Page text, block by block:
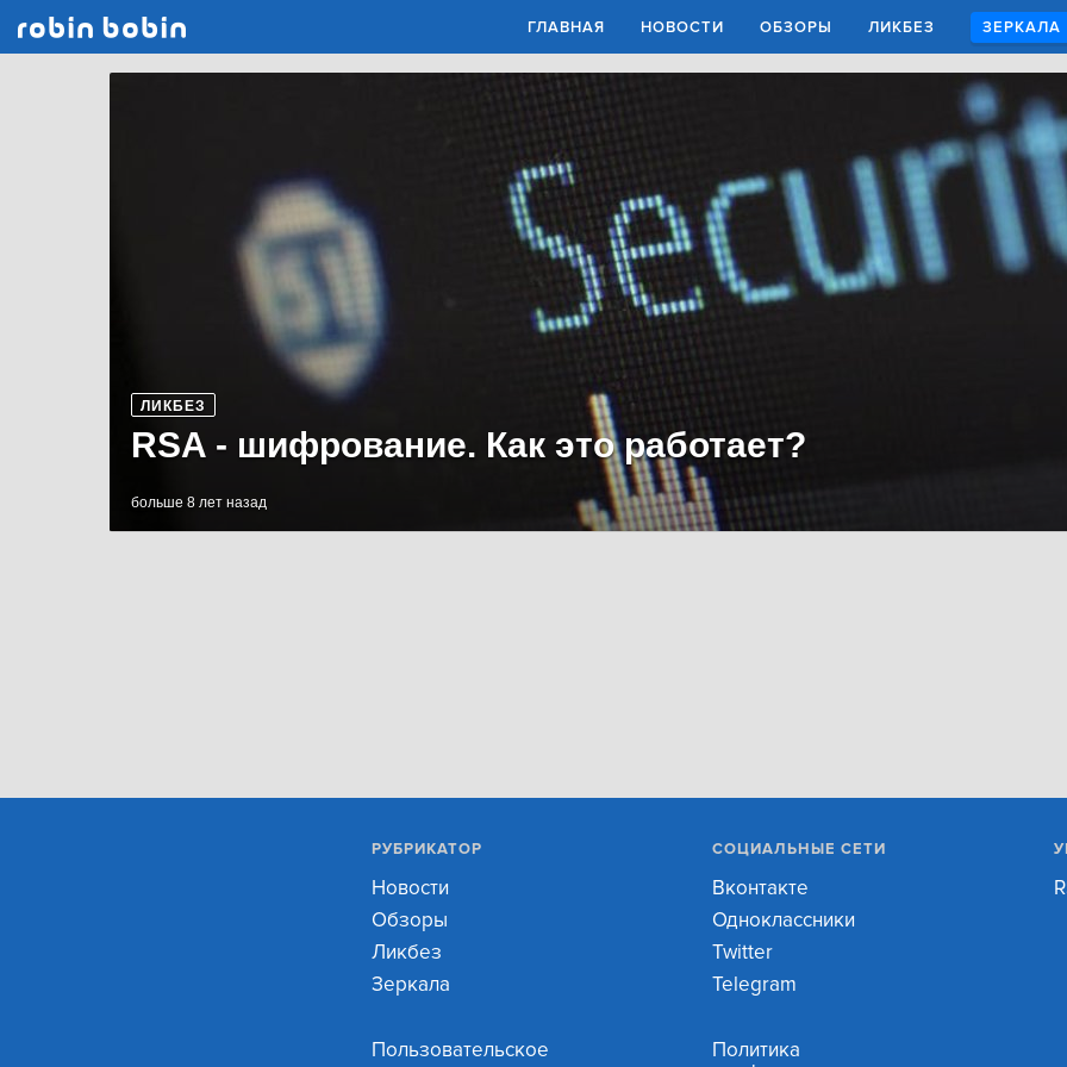
ГЛАВНАЯ НОВОСТИ ОБЗОРЫ ЛИКБЕЗ ЗЕРКАЛА
ЛИКБЕЗ
RSA - шифрование. Как это работает?
больше 8 лет назад
РУБРИКАТОР
Новости
Обзоры
Ликбез
Зеркала
СОЦИАЛЬНЫЕ СЕТИ
Вконтакте
Одноклассники
Twitter
Telegram
Пользовательское
Политика